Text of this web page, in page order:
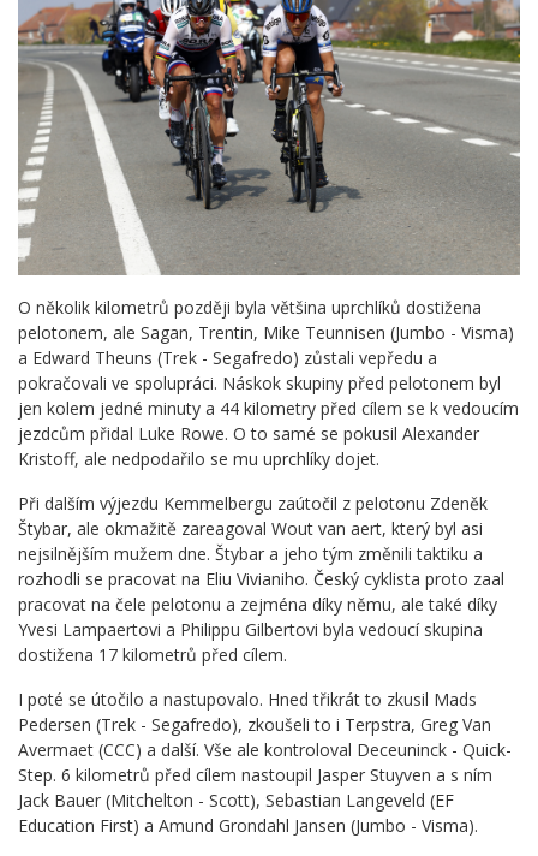
O několik kilometrů později byla většina uprchlíků dostižena
pelotonem, ale Sagan, Trentin, Mike Teunnisen (Jumbo - Visma)
a Edward Theuns (Trek - Segafredo) zůstali vepředu a
pokračovali ve spolupráci. Náskok skupiny před pelotonem byl
jen kolem jedné minuty a 44 kilometry před cílem se k vedoucím
jezdcům přidal Luke Rowe. O to samé se pokusil Alexander
Kristoff, ale nedpodařilo se mu uprchlíky dojet.
Při dalším výjezdu Kemmelbergu zaútočil z pelotonu Zdeněk
Štybar, ale okmažitě zareagoval Wout van aert, který byl asi
nejsilnějším mužem dne. Štybar a jeho tým změnili taktiku a
rozhodli se pracovat na Eliu Vivianiho. Český cyklista proto zaal
pracovat na čele pelotonu a zejména díky němu, ale také díky
Yvesi Lampaertovi a Philippu Gilbertovi byla vedoucí skupina
dostižena 17 kilometrů před cílem.
I poté se útočilo a nastupovalo. Hned třikrát to zkusil Mads
Pedersen (Trek - Segafredo), zkoušeli to i Terpstra, Greg Van
Avermaet (CCC) a další. Vše ale kontroloval Deceuninck - Quick-
Step. 6 kilometrů před cílem nastoupil Jasper Stuyven a s ním
Jack Bauer (Mitchelton - Scott), Sebastian Langeveld (EF
Education First) a Amund Grondahl Jansen (Jumbo - Visma).